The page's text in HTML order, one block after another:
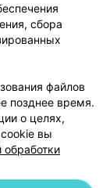
сбора
файлов
позднее время.
о целях,
вы
обработки